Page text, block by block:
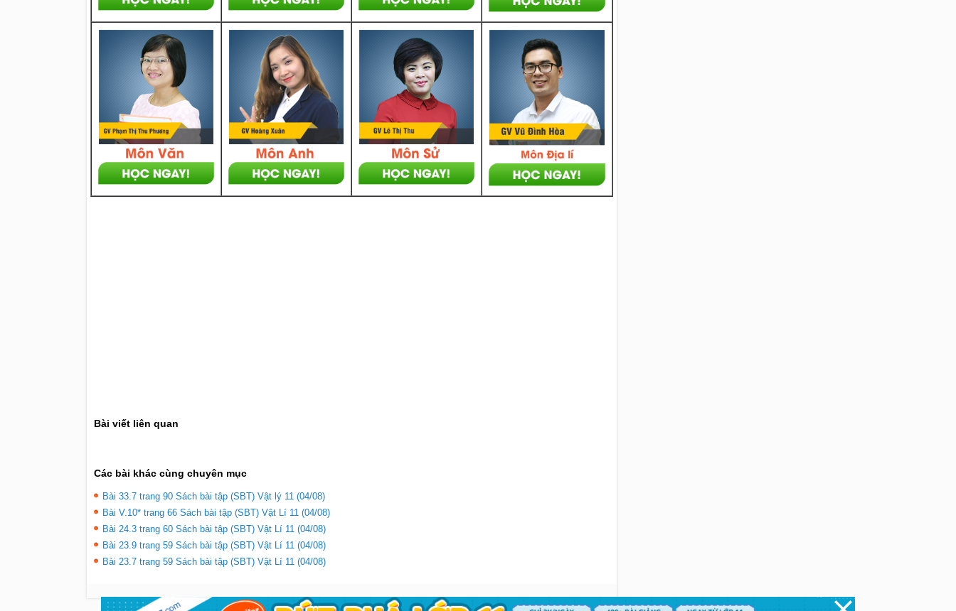
Bài viết liên quan
Các bài khác cùng chuyên mục
Bài 33.7 trang 90 Sách bài tập (SBT) Vật lý 11 (04/08)
Bài V.10* trang 66 Sách bài tập (SBT) Vật Lí 11 (04/08)
Bài 24.3 trang 60 Sách bài tập (SBT) Vật Lí 11 (04/08)
Bài 23.9 trang 59 Sách bài tập (SBT) Vật Lí 11 (04/08)
Bài 23.7 trang 59 Sách bài tập (SBT) Vật Lí 11 (04/08)